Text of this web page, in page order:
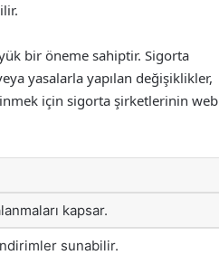
bir öneme sahiptir. Sigorta
yasalarla yapılan değişiklikler,
için sigorta şirketlerinin web
kapsar.
sunabilir.